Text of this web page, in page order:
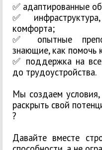
✅️ адаптированные
✅️
комфорта;
✅️ опытные
знающие, как помочь
✅️ поддержка на
до трудоустройства.
Мы создаем
раскрыть свой
?
Давайте вместе